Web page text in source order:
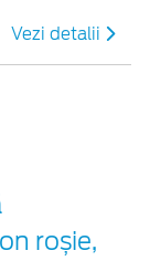
Vezi detalii
roșie,